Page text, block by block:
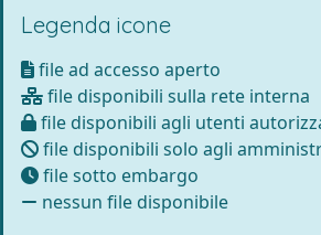
Legenda icone
file ad accesso aperto
file disponibili sulla rete interna
file disponibili agli utenti
file disponibili solo agli
file sotto embargo
nessun file disponibile